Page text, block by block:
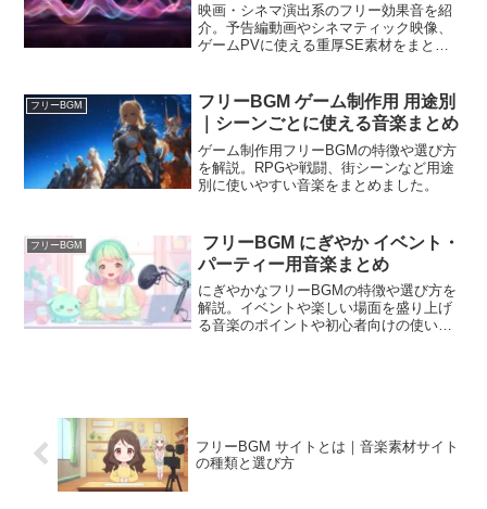
映画・シネマ演出系のフリー効果音を紹
介。予告編動画やシネマティック映像、
ゲームPVに使える重厚SE素材をまとめ
フリーBGM
フリーBGM ゲーム制作用 用途別
｜シーンごとに使える音楽まとめ
ゲーム制作用フリーBGMの特徴や選び方
を解説。RPGや戦闘、街シーンなど用途
別に使いやすい音楽をまとめました。
フリーBGM
フリーBGM にぎやか イベント・
パーティー用音楽まとめ
にぎやかなフリーBGMの特徴や選び方を
解説。イベントや楽しい場面を盛り上げ
る音楽のポイントや初心者向けの使い方
フリーBGM サイトとは｜音楽素材サイト
の種類と選び方